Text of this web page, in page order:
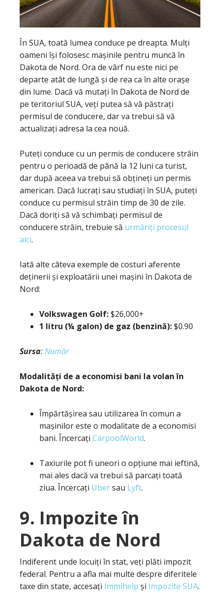
În SUA, toată lumea conduce pe dreapta. Mulți
oameni își folosesc mașinile pentru muncă în
Dakota de Nord. Ora de vârf nu este nici pe
departe atât de lungă și de rea ca în alte orașe
din lume. Dacă vă mutați în Dakota de Nord de
pe teritoriul SUA, veți putea să vă păstrați
permisul de conducere, dar va trebui să vă
actualizați adresa la cea nouă.
Puteți conduce cu un permis de conducere străin
pentru o perioadă de până la 12 luni ca turist,
dar după aceea va trebui să obțineți un permis
american. Dacă lucrați sau studiați în SUA, puteți
conduce cu permisul străin timp de 30 de zile.
Dacă doriți să vă schimbați permisul de
conducere străin, trebuie să urmăriți procesul
aici.
Iată alte câteva exemple de costuri aferente
deținerii și exploatării unei mașini în Dakota de
Nord:
Volkswagen Golf:$26,000+
1 litru (¼ galon) de gaz (benzină):$0.90
Sursa:Număr
Modalități de a economisi bani la volan în
Dakota de Nord:
Împărtășirea sau utilizarea în comun a
mașinilor este o modalitate de a economisi
bani. Încercați CarpoolWorld.
Taxiurile pot fi uneori o opțiune mai ieftină,
mai ales dacă va trebui să parcați toată
ziua. Încercați Ubersau Lyft.
9. Impozite în
Dakota de Nord
Indiferent unde locuiți în stat, veți plăti impozit
federal. Pentru a afla mai multe despre diferitele
taxe din state, accesați Immihelp și Impozite SUA.